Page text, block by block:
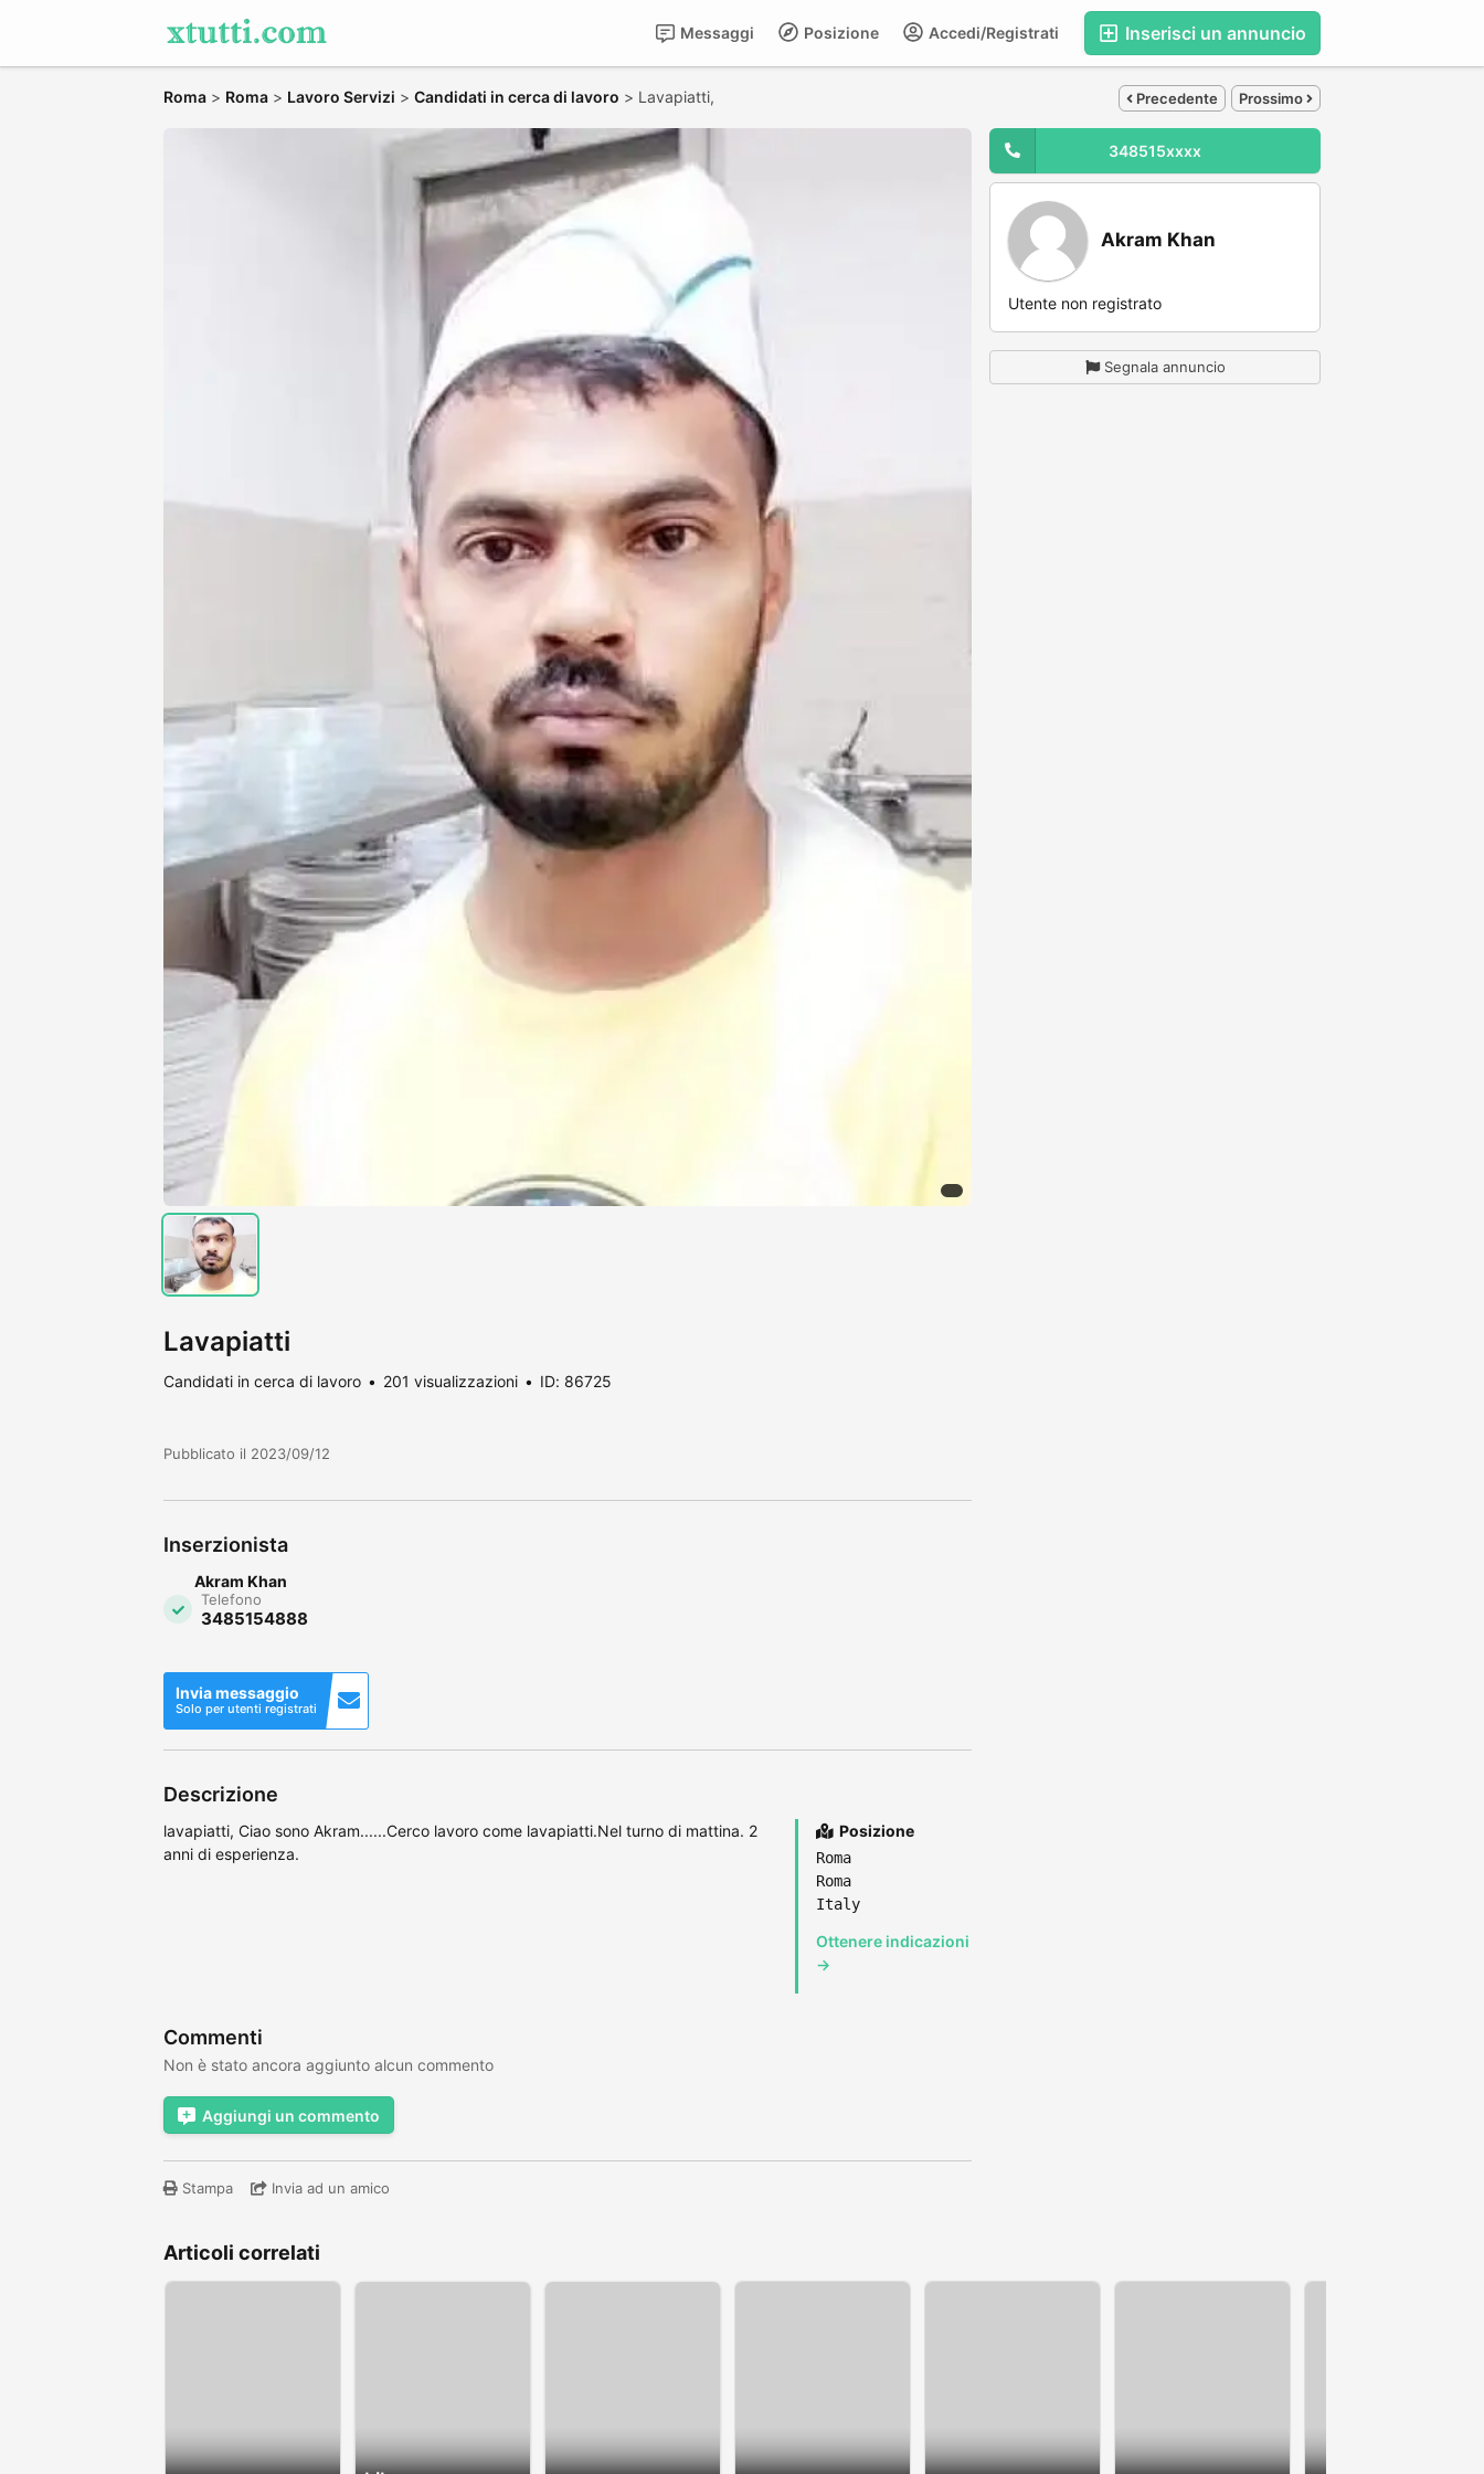
Inserisci un annuncio
Accedi/Registrati
Posizione
Messaggi
Roma > Roma > Lavoro Servizi > Candidati in cerca di lavoro > Lavapiatti, Precedente Prossimo
Lavapiatti
Candidati in cerca di lavoro 201 visualizzazioni ID: 86725
Pubblicato il 2023/09/12
Inserzionista
Akram Khan
Telefono
3485154888
Invia messaggio
Solo per utenti registrati
Descrizione
lavapiatti, Ciao sono Akram......Cerco lavoro come lavapiatti.Nel turno di mattina. 2
anni di esperienza.
Posizione
Roma
Roma
Italy
Ottenere indicazioni
→
Commenti
Non è stato ancora aggiunto alcun commento
Aggiungi un commento
Stampa Invia ad un amico
348515xxxx
Akram Khan
Utente non registrato
Segnala annuncio
Articoli correlati